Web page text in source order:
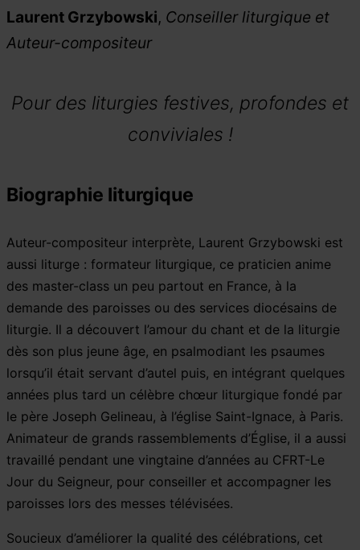
Laurent Grzybowski, Conseiller liturgique et
Auteur-compositeur
Pour des liturgies festives, profondes et
conviviales !
Biographie liturgique
Auteur-compositeur interprète, Laurent Grzybowski est
aussi liturge : formateur liturgique, ce praticien anime
des master-class un peu partout en France, à la
demande des paroisses ou des services diocésains de
liturgie. Il a découvert l’amour du chant et de la liturgie
dès son plus jeune âge, en psalmodiant les psaumes
lorsqu’il était servant d’autel puis, en intégrant quelques
années plus tard un célèbre chœur liturgique fondé par
le père Joseph Gelineau, à l’église Saint-Ignace, à Paris.
Animateur de grands rassemblements d’Église, il a aussi
travaillé pendant une vingtaine d’années au CFRT-Le
Jour du Seigneur, pour conseiller et accompagner les
paroisses lors des messes télévisées.
Soucieux d’améliorer la qualité des célébrations, cet